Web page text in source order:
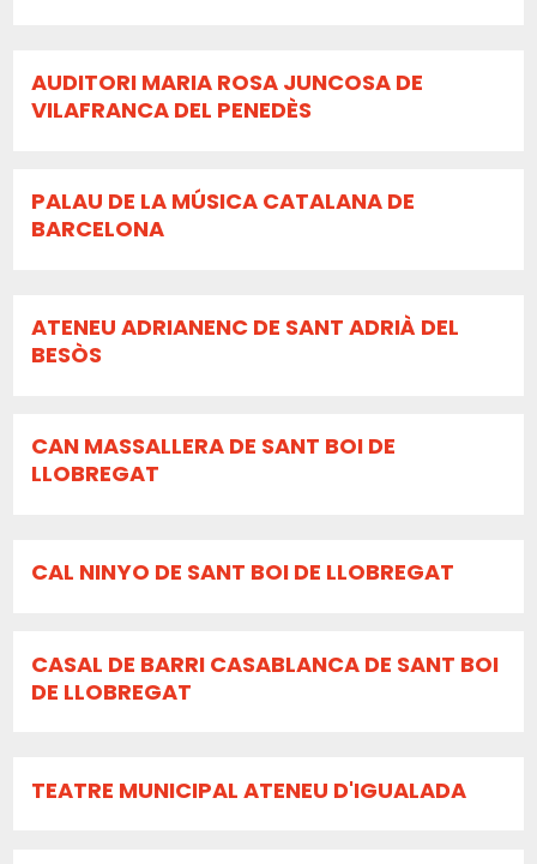
AUDITORI MARIA ROSA JUNCOSA DE
VILAFRANCA DEL PENEDÈS
PALAU DE LA MÚSICA CATALANA DE
BARCELONA
ATENEU ADRIANENC DE SANT ADRIÀ DEL
BESÒS
CAN MASSALLERA DE SANT BOI DE
LLOBREGAT
CAL NINYO DE SANT BOI DE LLOBREGAT
CASAL DE BARRI CASABLANCA DE SANT BOI
DE LLOBREGAT
TEATRE MUNICIPAL ATENEU D'IGUALADA